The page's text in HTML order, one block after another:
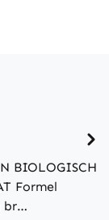
BIOLOGISCH
Formel
br…